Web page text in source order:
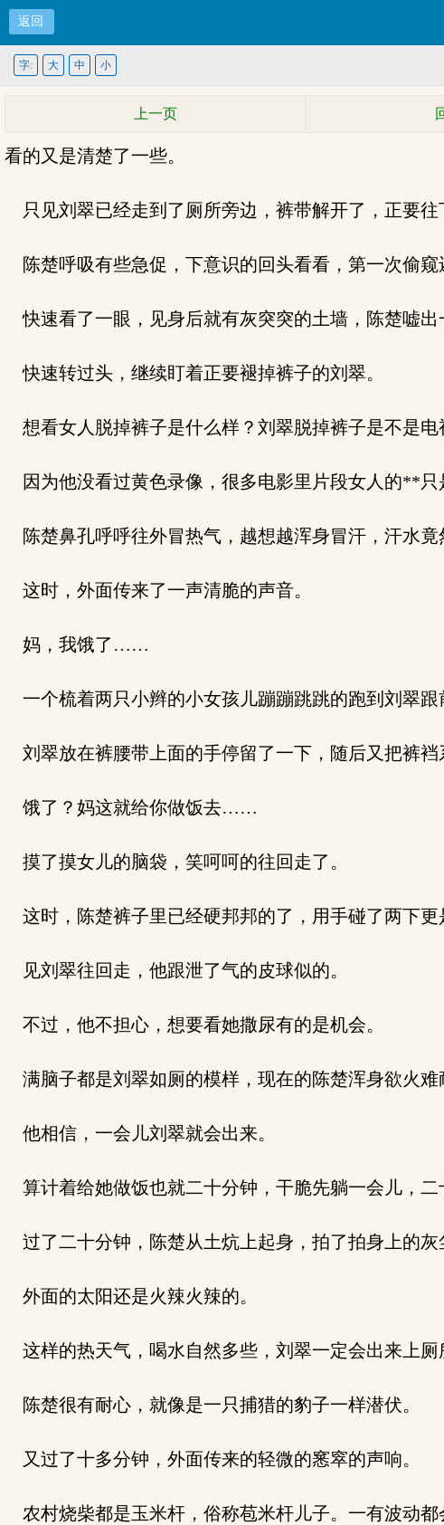
返回
字: 大 中 小
上一页
看的又是清楚了一些。
只见刘翠已经走到了厕所旁边，裤带解开了，正要往
陈楚呼吸有些急促，下意识的回头看看，第一次偷窥
快速看了一眼，见身后就有灰突突的土墙，陈楚嘘出
快速转过头，继续盯着正要褪掉裤子的刘翠。
想看女人脱掉裤子是什么样？刘翠脱掉裤子是不是电
因为他没看过黄色录像，很多电影里片段女人的**只
陈楚鼻孔呼呼往外冒热气，越想越浑身冒汗，汗水竟
这时，外面传来了一声清脆的声音。
妈，我饿了……
一个梳着两只小辫的小女孩儿蹦蹦跳跳的跑到刘翠跟
刘翠放在裤腰带上面的手停留了一下，随后又把裤裆
饿了？妈这就给你做饭去……
摸了摸女儿的脑袋，笑呵呵的往回走了。
这时，陈楚裤子里已经硬邦邦的了，用手碰了两下更
见刘翠往回走，他跟泄了气的皮球似的。
不过，他不担心，想要看她撒尿有的是机会。
满脑子都是刘翠如厕的模样，现在的陈楚浑身欲火难
他相信，一会儿刘翠就会出来。
算计着给她做饭也就二十分钟，干脆先躺一会儿，二
过了二十分钟，陈楚从土炕上起身，拍了拍身上的灰
外面的太阳还是火辣火辣的。
这样的热天气，喝水自然多些，刘翠一定会出来上厕
陈楚很有耐心，就像是一只捕猎的豹子一样潜伏。
又过了十多分钟，外面传来的轻微的窸窣的声响。
农村烧柴都是玉米杆，俗称苞米杆儿子。一有波动都